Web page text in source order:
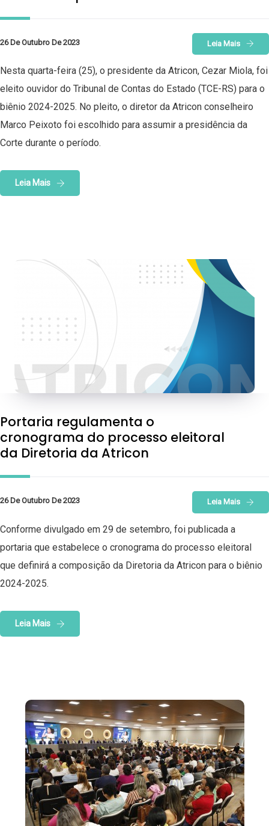
26 De Outubro De 2023 Leia Mais
Nesta quarta-feira (25), o presidente da Atricon, Cezar Miola, foi
eleito ouvidor do Tribunal de Contas do Estado (TCE-RS) para o
biênio 2024-2025. No pleito, o diretor da Atricon conselheiro
Marco Peixoto foi escolhido para assumir a presidência da
Corte durante o período.
Leia Mais
Portaria regulamenta o
cronograma do processo eleitoral
da Diretoria da Atricon
26 De Outubro De 2023 Leia Mais
Conforme divulgado em 29 de setembro, foi publicada a
portaria que estabelece o cronograma do processo eleitoral
que definirá a composição da Diretoria da Atricon para o biênio
2024-2025.
Leia Mais